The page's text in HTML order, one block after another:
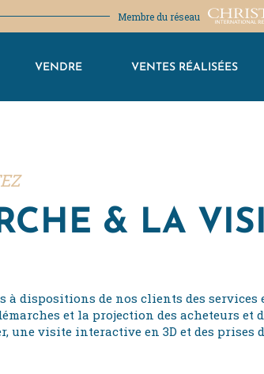
Membre du réseau
VENDRE VENTES RÉALISÉES
& LA
à dispositions de nos clients des
et la projection des acheteurs et
une visite interactive en 3D et des prises